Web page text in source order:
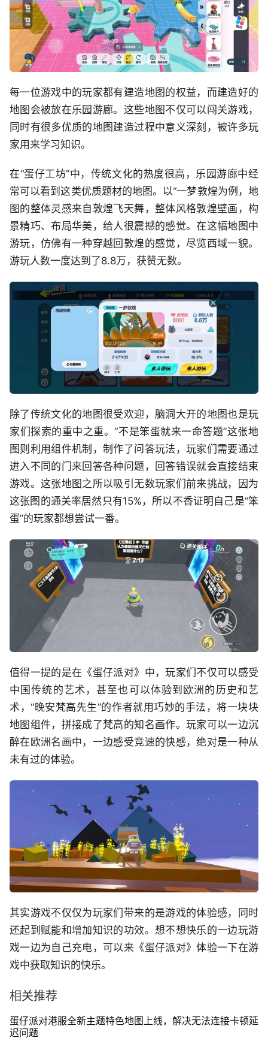
每一位游戏中的玩家都有建造地图的权益，而建造好的
地图会被放在乐园游廊。这些地图不仅可以闯关游戏，
同时有很多优质的地图建造过程中意义深刻，被许多玩
家用来学习知识。
在“蛋仔工坊”中，传统文化的热度很高，乐园游廊中经
常可以看到这类优质题材的地图。以“一梦敦煌为例，地
图的整体灵感来自敦煌飞天舞，整体风格敦煌壁画，构
景精巧、布局华美，给人很震撼的感觉。在这幅地图中
游玩，仿佛有一种穿越回敦煌的感觉，尽览西域一貌。
游玩人数一度达到了8.8万，获赞无数。
除了传统文化的地图很受欢迎，脑洞大开的地图也是玩
家们探索的重中之重。“不是笨蛋就来一命答题”这张地
图则利用组件机制，制作了问答玩法，玩家们需要通过
进入不同的门来回答各种问题，回答错误就会直接结束
游戏。这张地图之所以吸引无数玩家们前来挑战，因为
这张图的通关率居然只有15%，所以不香证明自己是“笨
蛋”的玩家都想尝试一番。
值得一提的是在《蛋仔派对》中，玩家们不仅可以感受
中国传统的艺术，甚至也可以体验到欧洲的历史和艺
术，“晚安梵高先生”的作者就用巧妙的手法，将一块块
地图组件，拼接成了梵高的知名画作。玩家可以一边沉
醉在欧洲名画中，一边感受竞速的快感，绝对是一种从
未有过的体验。
其实游戏不仅仅为玩家们带来的是游戏的体验感，同时
还起到赋能和增加知识的功效。想不想快乐的一边玩游
戏一边为自己充电，可以来《蛋仔派对》体验一下在游
戏中获取知识的快乐。
相关推荐
蛋仔派对港服全新主题特色地图上线，解决无法连接卡顿延
迟问题